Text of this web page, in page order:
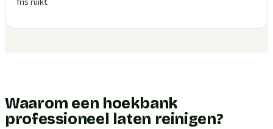
Waarom een hoekbank
professioneel laten reinigen?